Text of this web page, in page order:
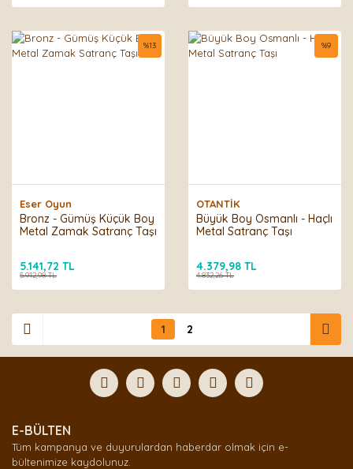
Eser Oyun
Bronz - Gümüş Küçük Boy
Metal Zamak Satranç Taşı
%13
5.141,72 TL
5.912,98 TL
OTANTİK
Büyük Boy Osmanlı - Haçlı
Metal Satranç Taşı
%9
4.379,98 TL
4.832,26 TL
1 2
E-BÜLTEN
Tüm kampanya ve duyurulardan haberdar olmak için e-
bültenimize kaydolunuz.